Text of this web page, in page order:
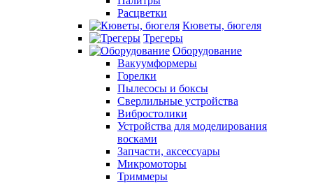
Расцветки
Кюветы, бюгеля
Трегеры
Оборудование
Вакуумформеры
Горелки
Пылесосы и боксы
Сверлильные устройства
Вибростолики
Устройства для моделирования
восками
Запчасти, аксессуары
Микромоторы
Триммеры